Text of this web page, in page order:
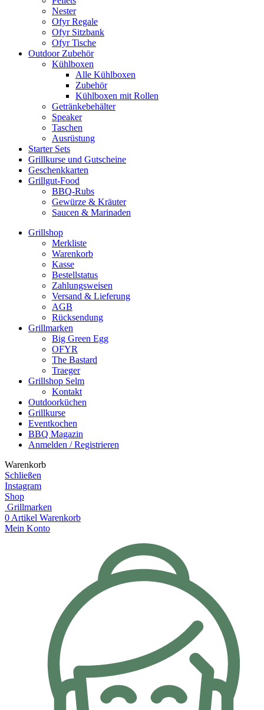
Nester
Ofyr Regale
Ofyr Sitzbank
Ofyr Tische
Outdoor Zubehör
Kühlboxen
Alle Kühlboxen
Zubehör
Kühlboxen mit Rollen
Getränkebehälter
Speaker
Taschen
Ausrüstung
Starter Sets
Grillkurse und Gutscheine
Geschenkkarten
Grillgut-Food
BBQ-Rubs
Gewürze & Kräuter
Saucen & Marinaden
Grillshop
Merkliste
Warenkorb
Kasse
Bestellstatus
Zahlungsweisen
Versand & Lieferung
AGB
Rücksendung
Grillmarken
Big Green Egg
OFYR
The Bastard
Traeger
Grillshop Selm
Kontakt
Outdoorküchen
Grillkurse
Eventkochen
BBQ Magazin
Anmelden / Registrieren
Warenkorb
Schließen
Instagram
Shop
Grillmarken
0 Artikel Warenkorb
Mein Konto